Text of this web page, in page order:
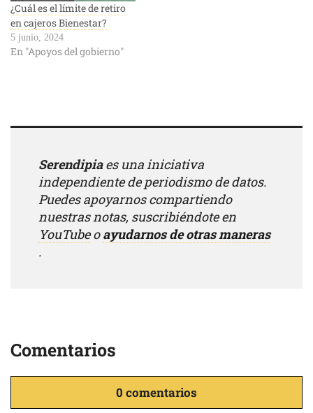
¿Cuál es el límite de retiro
en cajeros Bienestar?
5 junio, 2024
En "Apoyos del gobierno"
Serendipiaes una iniciativa
independiente de periodismo de datos.
Puedes apoyarnos compartiendo
nuestras notas, suscribiéndote en
YouTubeoayudarnos de otras maneras
.
Comentarios
0 comentarios